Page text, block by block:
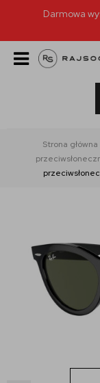
Darmowa
Strona główna